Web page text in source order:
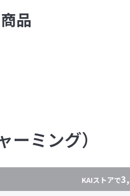
ミング）
品
KAIストアで